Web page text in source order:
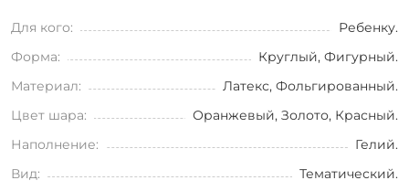
Для кого:
Ребенку.
Форма:
Круглый, Фигурный.
Материал:
Латекс, Фольгированный.
Цвет шара:
Оранжевый, Золото, Красный.
Наполнение:
Гелий.
Вид:
Тематический.